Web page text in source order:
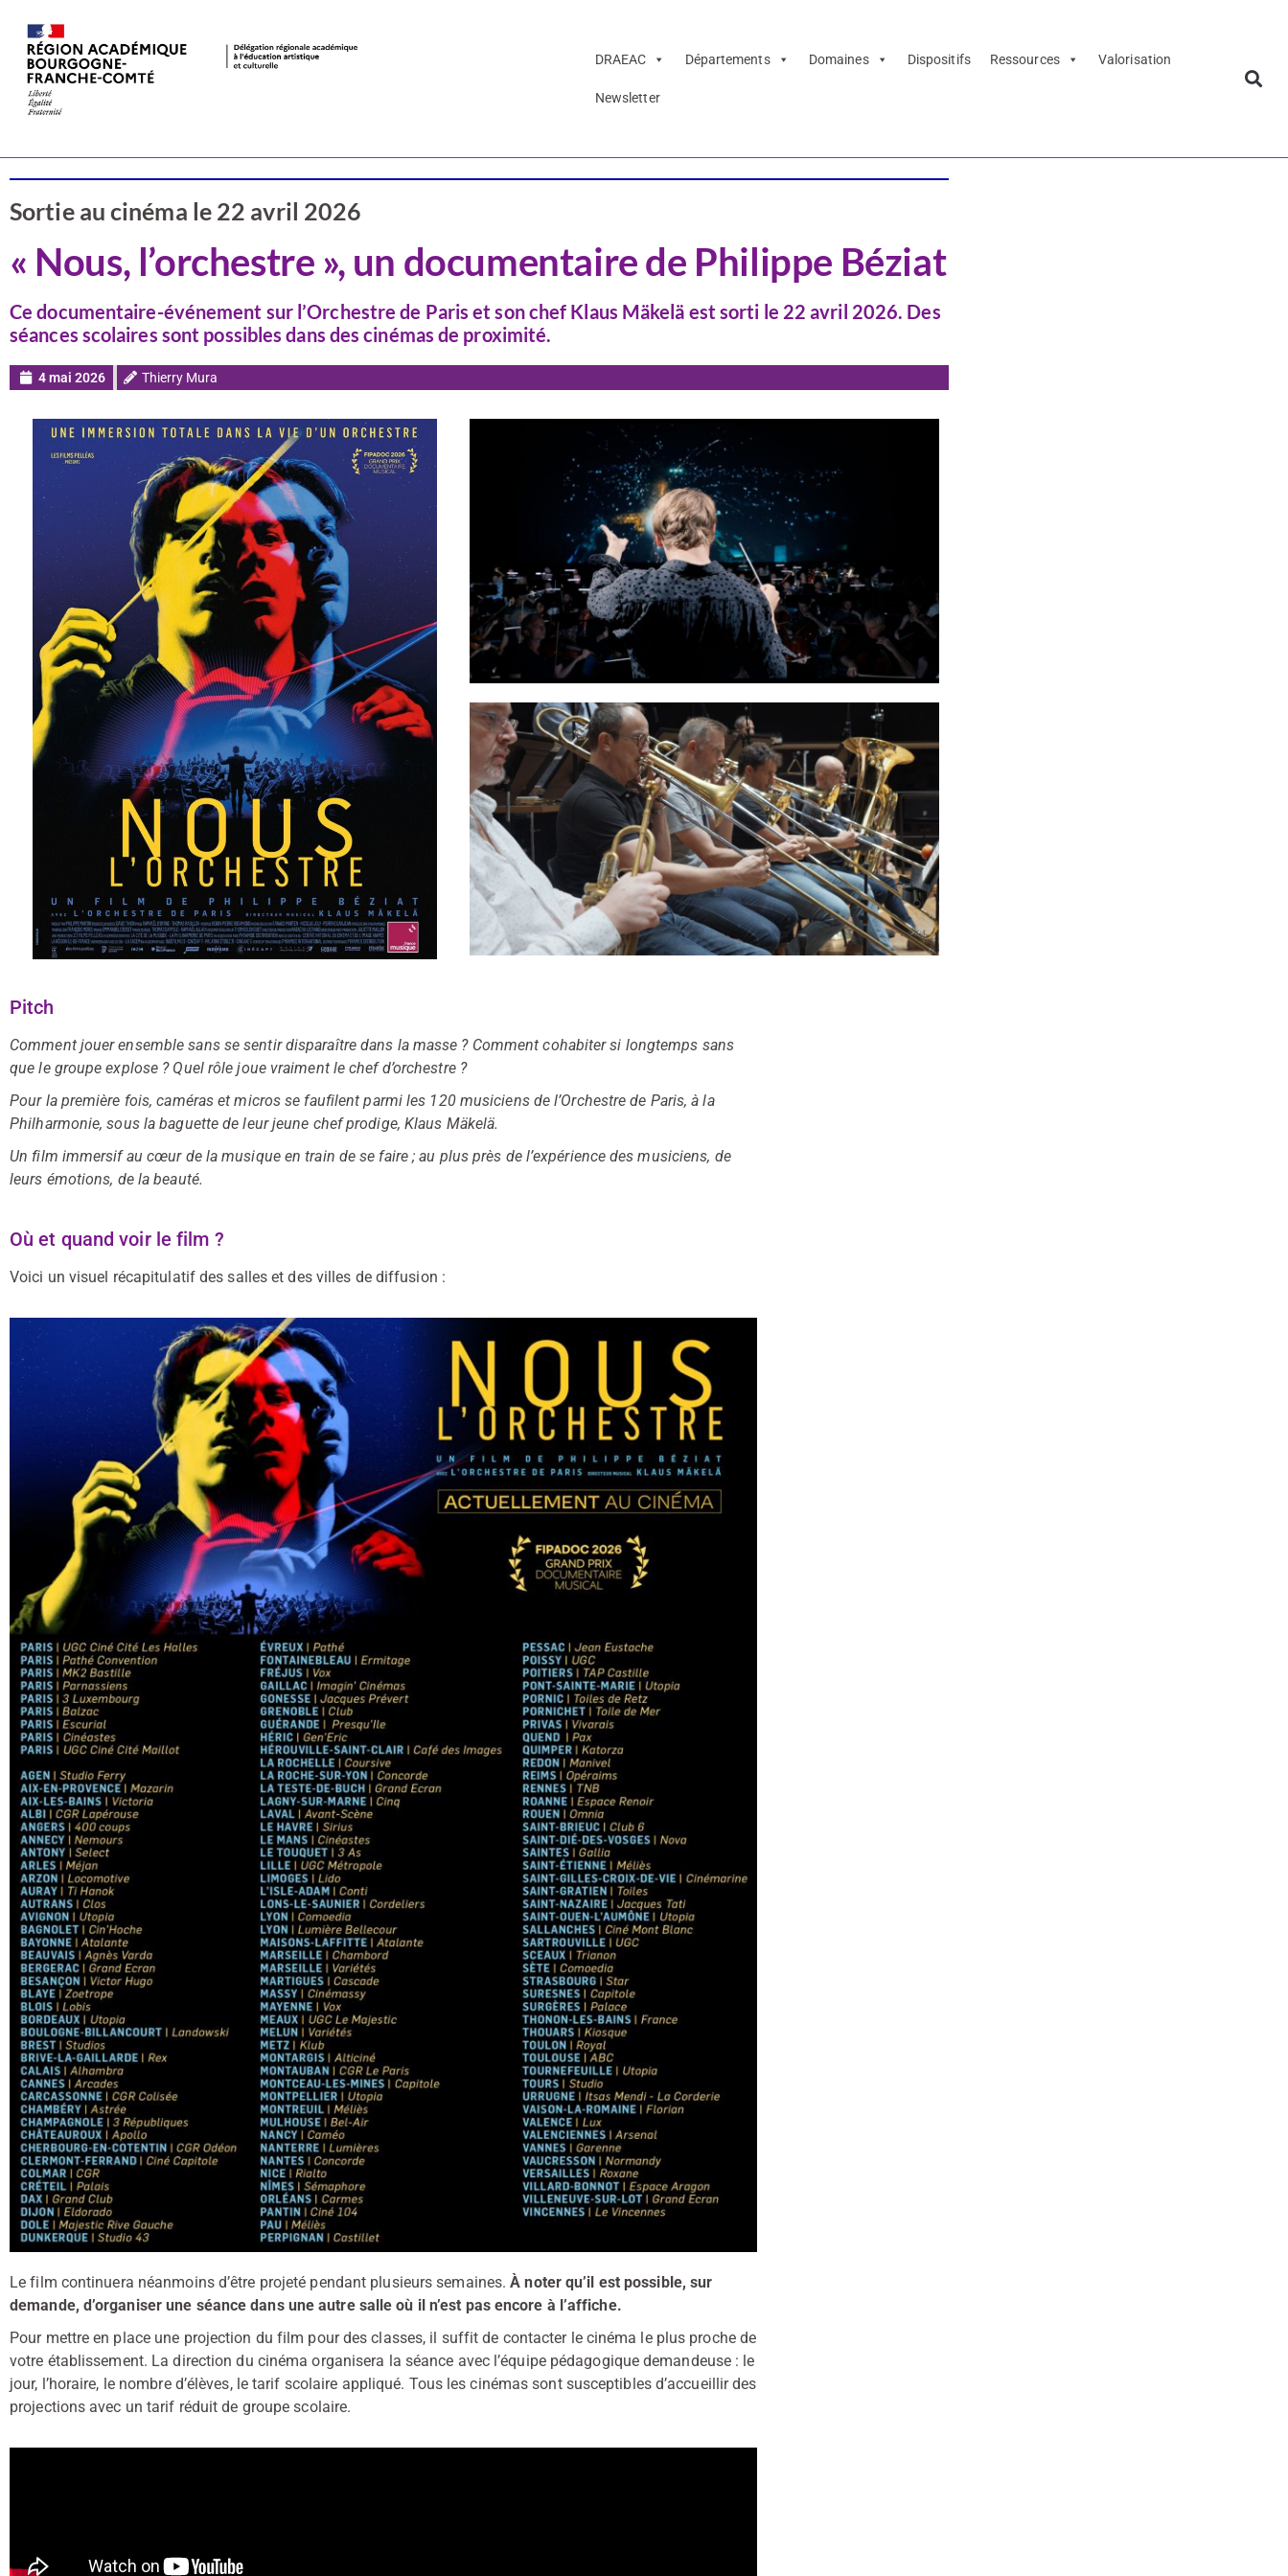
DRAEAC Départements Domaines Dispositifs Ressources Valorisation
Newsletter
Sortie au cinéma le 22 avril 2026
« Nous, l’orchestre », un documentaire de Philippe Béziat
Ce documentaire-événement sur l’Orchestre de Paris et son chef Klaus Mäkelä est sorti le 22 avril 2026. Des
séances scolaires sont possibles dans des cinémas de proximité.
4 mai 2026 Thierry Mura
Pitch
Comment jouer ensemble sans se sentir disparaître dans la masse ? Comment cohabiter si longtemps sans
que le groupe explose ? Quel rôle joue vraiment le chef d’orchestre ?
Pour la première fois, caméras et micros se faufilent parmi les 120 musiciens de l’Orchestre de Paris, à la
Philharmonie, sous la baguette de leur jeune chef prodige, Klaus Mäkelä.
Un film immersif au cœur de la musique en train de se faire ; au plus près de l’expérience des musiciens, de
leurs émotions, de la beauté.
Où et quand voir le film ?
Voici un visuel récapitulatif des salles et des villes de diffusion :
Le film continuera néanmoins d’être projeté pendant plusieurs semaines.À noter qu’il est possible, sur
demande, d’organiser une séance dans une autre salle où il n’est pas encore à l’affiche.
Pour mettre en place une projection du film pour des classes, il suffit de contacter le cinéma le plus proche de
votre établissement. La direction du cinéma organisera la séance avec l’équipe pédagogique demandeuse : le
jour, l’horaire, le nombre d’élèves, le tarif scolaire appliqué. Tous les cinémas sont susceptibles d’accueillir des
projections avec un tarif réduit de groupe scolaire.